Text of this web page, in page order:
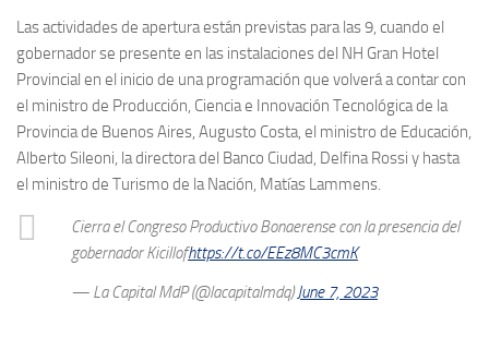
Las actividades de apertura están previstas para las 9, cuando el
gobernador se presente en las instalaciones del NH Gran Hotel
Provincial en el inicio de una programación que volverá a contar con
el ministro de Producción, Ciencia e Innovación Tecnológica de la
Provincia de Buenos Aires, Augusto Costa, el ministro de Educación,
Alberto Sileoni, la directora del Banco Ciudad, Delfina Rossi y hasta
el ministro de Turismo de la Nación, Matías Lammens.
Cierra el Congreso Productivo Bonaerense con la presencia del
gobernador Kicillofhttps://t.co/EEz8MC3cmK
— La Capital MdP (@lacapitalmdq)June 7, 2023